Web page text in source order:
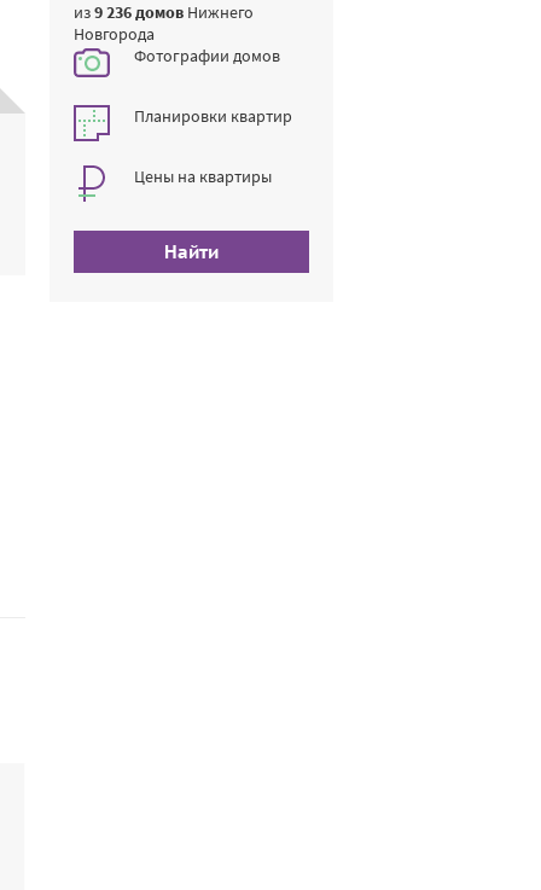
из9 236 домов Нижнего
Новгорода
Фотографии домов
Планировки квартир
Цены на квартиры
Найти